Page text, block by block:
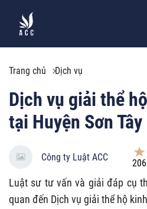
Trang chủ Dịch vụ
Dịch vụ giải thể
tại Huyện Sơn Tây
Công ty Luật ACC
206
Luật sư tư vấn và giải đáp cụ
quan đến Dịch vụ giải thể hộ